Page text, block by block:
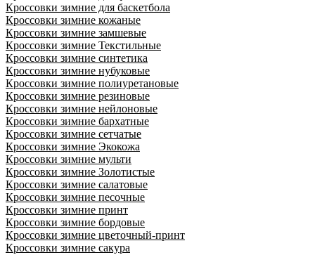
Кроссовки зимние для баскетбола
Кроссовки зимние кожаные
Кроссовки зимние замшевые
Кроссовки зимние Текстильные
Кроссовки зимние синтетика
Кроссовки зимние нубуковые
Кроссовки зимние полиуретановые
Кроссовки зимние резиновые
Кроссовки зимние нейлоновые
Кроссовки зимние бархатные
Кроссовки зимние сетчатые
Кроссовки зимние Экокожа
Кроссовки зимние мульти
Кроссовки зимние Золотистые
Кроссовки зимние салатовые
Кроссовки зимние песочные
Кроссовки зимние принт
Кроссовки зимние бордовые
Кроссовки зимние цветочный-принт
Кроссовки зимние сакура